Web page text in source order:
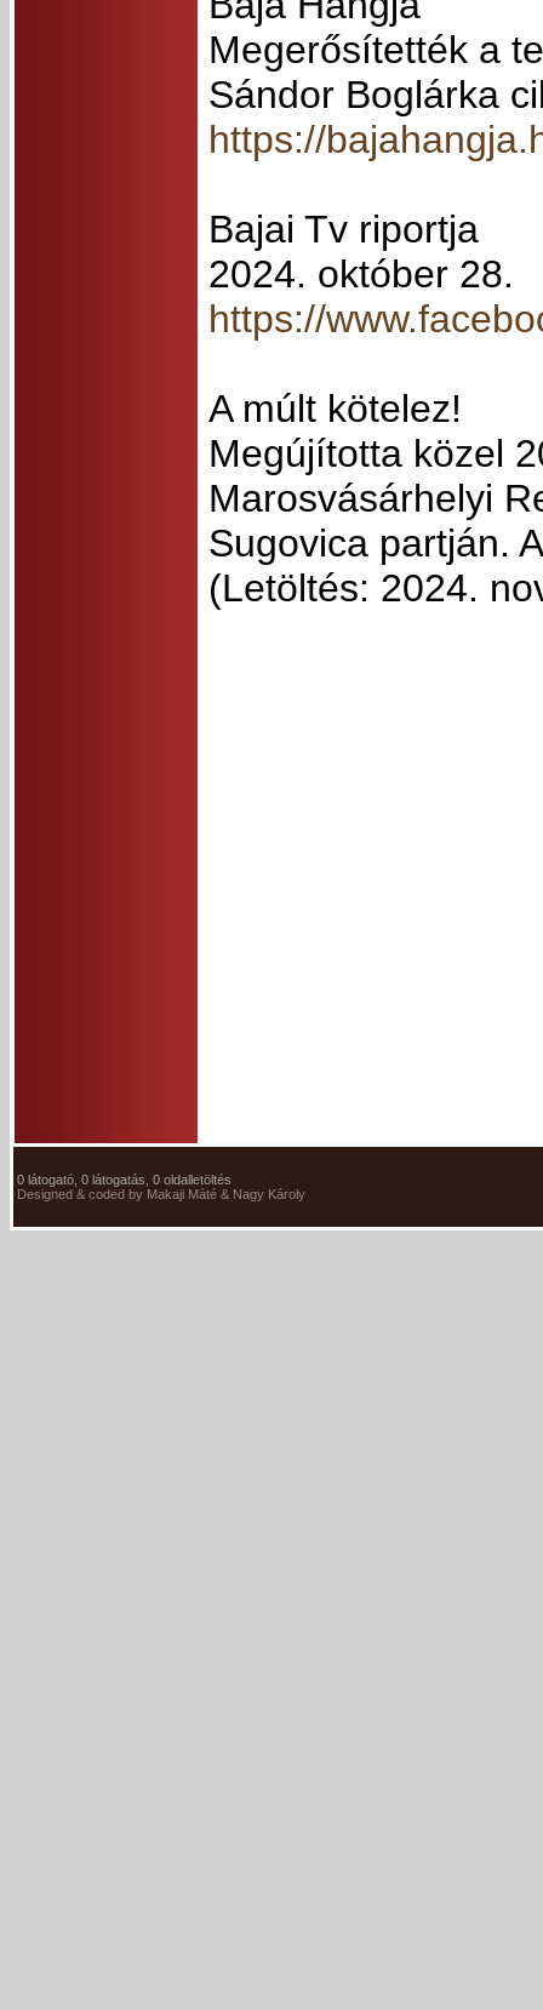
Megerősítették a
Sándor Boglárka
https://
Bajai Tv riportja
2024. október 28.
https://
A múlt kötelez!
Megújította közel
Marosvásárhelyi
Sugovica partján.
(Letöltés: 2024.
0 látogató, 0 látogatás, 0 oldalletöltés
Designed & coded by Makaji Máté & Nagy Károly